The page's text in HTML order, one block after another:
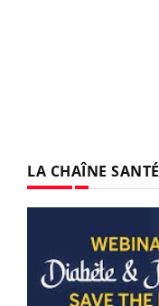
LA CHAÎNE SANTÉ